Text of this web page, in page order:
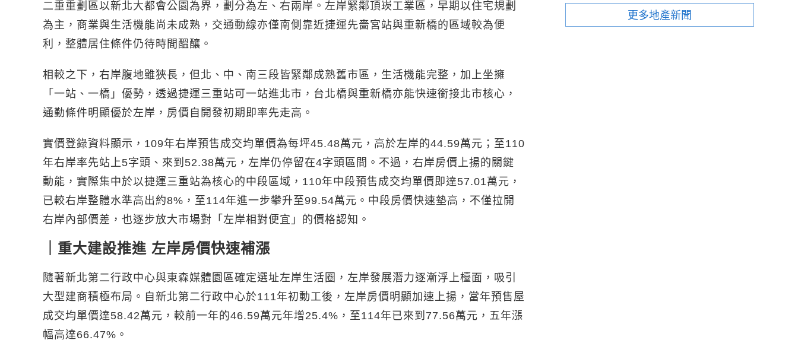
二重重劃區以新北大都會公園為界，劃分為左、右兩岸。左岸緊鄰頂崁工業區，早期以住宅規劃
為主，商業與生活機能尚未成熟，交通動線亦僅南側靠近捷運先嗇宮站與重新橋的區域較為便
利，整體居住條件仍待時間醞釀。
相較之下，右岸腹地雖狹長，但北、中、南三段皆緊鄰成熟舊市區，生活機能完整，加上坐擁
「一站、一橋」優勢，透過捷運三重站可一站進北市，台北橋與重新橋亦能快速銜接北市核心，
通勤條件明顯優於左岸，房價自開發初期即率先走高。
實價登錄資料顯示，109年右岸預售成交均單價為每坪45.48萬元，高於左岸的44.59萬元；至110
年右岸率先站上5字頭、來到52.38萬元，左岸仍停留在4字頭區間。不過，右岸房價上揚的關鍵
動能，實際集中於以捷運三重站為核心的中段區域，110年中段預售成交均單價即達57.01萬元，
已較右岸整體水準高出約8%，至114年進一步攀升至99.54萬元。中段房價快速墊高，不僅拉開
右岸內部價差，也逐步放大市場對「左岸相對便宜」的價格認知。
｜重大建設推進 左岸房價快速補漲
隨著新北第二行政中心與東森媒體園區確定選址左岸生活圈，左岸發展潛力逐漸浮上檯面，吸引
大型建商積極布局。自新北第二行政中心於111年初動工後，左岸房價明顯加速上揚，當年預售屋
成交均單價達58.42萬元，較前一年的46.59萬元年增25.4%，至114年已來到77.56萬元，五年漲
幅高達66.47%。
更多地產新聞